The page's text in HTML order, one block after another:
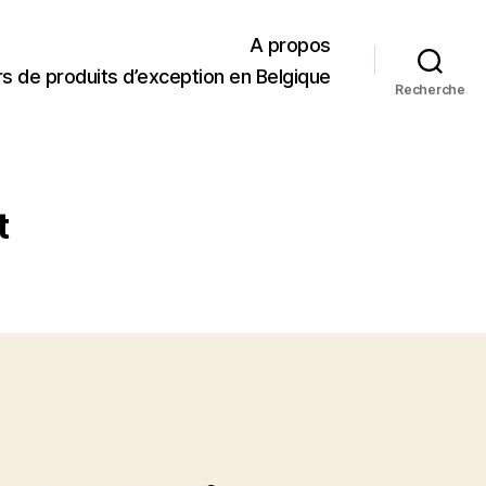
A propos
de produits d’exception en Belgique
Recherche